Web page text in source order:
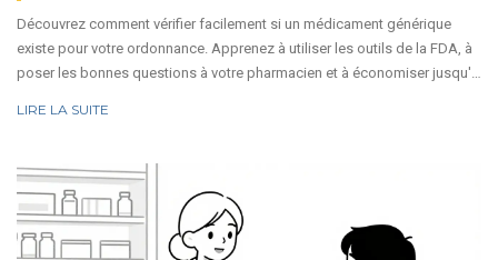
Découvrez comment vérifier facilement si un médicament générique
existe pour votre ordonnance. Apprenez à utiliser les outils de la FDA, à
poser les bonnes questions à votre pharmacien et à économiser jusqu'à
LIRE LA SUITE